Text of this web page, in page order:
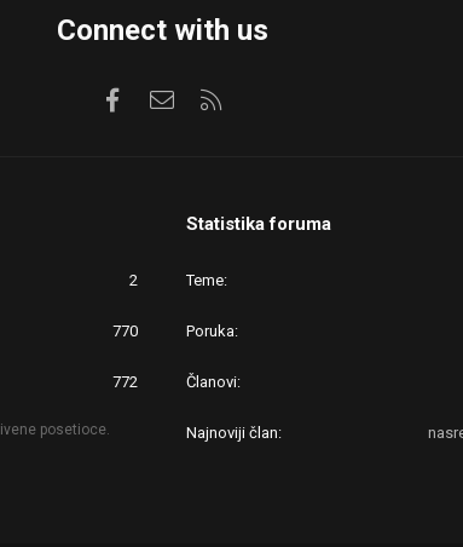
Connect with us
FacebookKontaktirajte nas
2
770
772
posetioce.
Statistika foruma
Teme
Poruka
Članovi
Najnoviji član